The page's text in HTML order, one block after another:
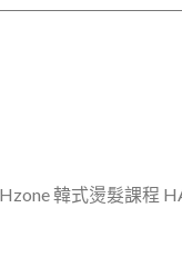
韓式燙髮課程